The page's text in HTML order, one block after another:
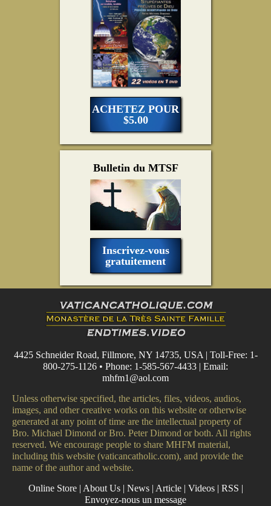
ACHETEZ POUR
$5.00
Bulletin du MTSF
Inscrivez-vous
gratuitement
4425 Schneider Road, Fillmore, NY 14735, USA | Toll-Free: 1-
800-275-1126 • Phone: 1-585-567-4433 | Email:
mhfm1@aol.com
Unless otherwise specified, the articles, files, videos, audios,
images, and other creative works on this website or otherwise
generated at any point of time are the intellectual property of
Bro. Michael Dimond or Bro. Peter Dimond or both. All rights
reserved. We encourage people to share MHFM material,
including this website (vaticancatholic.com), and provide the
name of the author and website.
Online Store| About Us| News| Article| Videos| RSS |
Envoyez-nous un message